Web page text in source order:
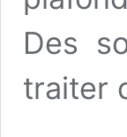
Des
traiter